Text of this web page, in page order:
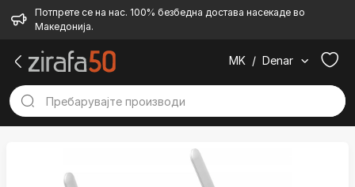
Потпрете се на нас. 100% безбедна достава насекаде во
Македонија.
MK / Denar